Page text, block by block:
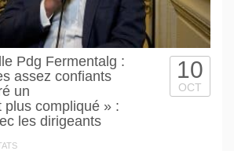
Pdg Fermentalg :
assez confiants
un
plus compliqué » :
les dirigeants
10
OCT